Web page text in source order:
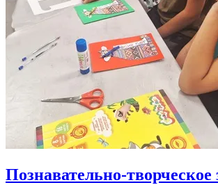
Познавательно-творческое